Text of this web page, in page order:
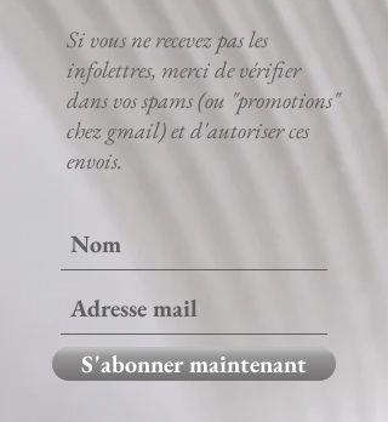
Si vous ne recevez pas les
infolettres, merci de vérifier
dans vos spams (ou "promotions"
chez gmail) et d'autoriser ces
envois.
S'abonner maintenant